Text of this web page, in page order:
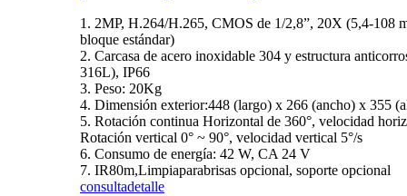
1. 2MP, H.264/H.265, CMOS de 1/2,8”, 20X (5,4-108
bloque estándar)
2. Carcasa de acero inoxidable 304 y estructura
316L), IP66
3. Peso: 20Kg
4. Dimensión exterior:448 (largo) x 266 (ancho) x 355
5. Rotación continua Horizontal de 360°, velocidad
Rotación vertical 0° ~ 90°, velocidad vertical 5°/s
6. Consumo de energía: 42 W, CA 24 V
7. IR80m,Limpiaparabrisas opcional, soporte opcional
consultadetalle